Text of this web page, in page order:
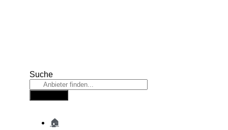
Suche
🏠